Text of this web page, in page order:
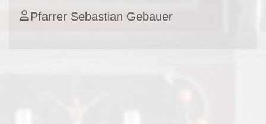
Pfarrer Sebastian Gebauer